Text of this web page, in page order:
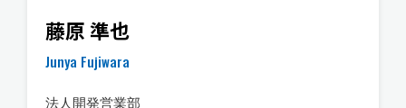
藤原 準也
Junya Fujiwara
法人開発営業部